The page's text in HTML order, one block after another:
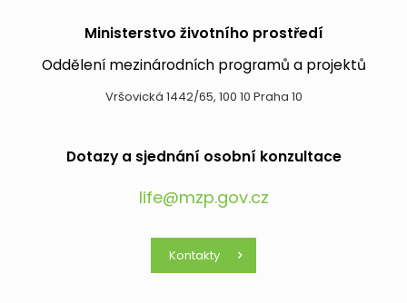
Ministerstvo životního prostředí
Oddělení mezinárodních programů a projektů
Vršovická 1442/65, 100 10 Praha 10
Dotazy a sjednání osobní konzultace
life@mzp.gov.cz
Kontakty